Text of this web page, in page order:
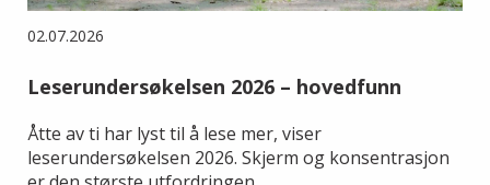
02.07.2026
Leserundersøkelsen 2026 – hovedfunn
Åtte av ti har lyst til å lese mer, viser
leserundersøkelsen 2026. Skjerm og konsentrasjon